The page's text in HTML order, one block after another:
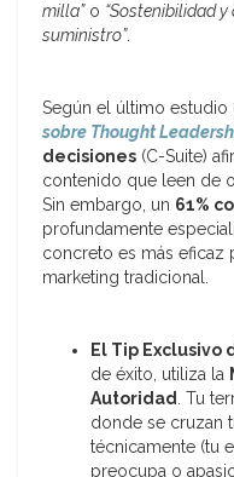
milla”o “Sostenibilidad
suministro”.
Según el último
sobre Thought
decisiones (C-Suite)
contenido que leen de
Sin embargo, un 61%
profundamente
concreto es más eficaz
marketing tradicional.
El Tip Exclusivo
de éxito, utiliza la
Autoridad. Tu
donde se cruzan
técnicamente (tu
preocupa o